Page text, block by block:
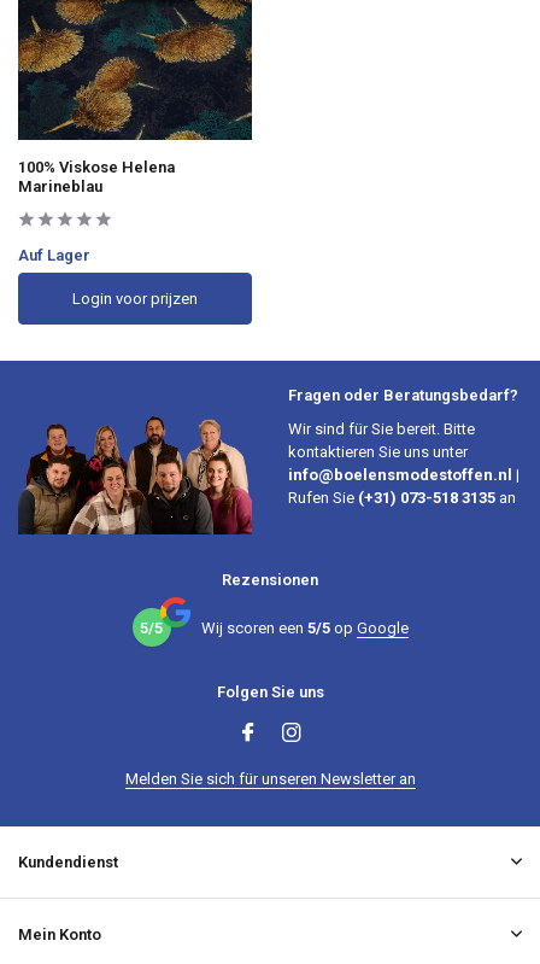
100% Viskose Helena
Marineblau
Auf Lager
Login voor prijzen
Fragen oder Beratungsbedarf?
Wir sind für Sie bereit. Bitte
kontaktieren Sie uns unter
info@boelensmodestoffen.nl |
Rufen Sie (+31) 073-518 3135 an
Rezensionen
5/5 Wij scoren een 5/5op Google
Folgen Sie uns
Melden Sie sich für unseren Newsletter an
Kundendienst
Mein Konto